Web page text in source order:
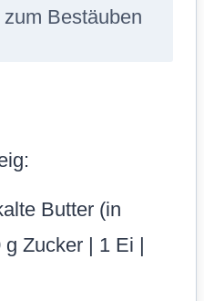
Bestäuben
Butter (in
Zucker | 1 Ei |